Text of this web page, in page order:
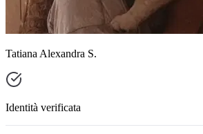
Tatiana Alexandra S.
Identità verificata